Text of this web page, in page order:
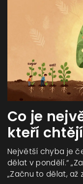
Co je
kteří
Největší chyba je
dělat v pondělí.“
„Začnu to dělat, až